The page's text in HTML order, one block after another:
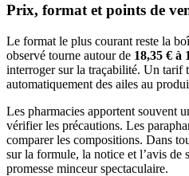
Prix, format et points de
Le format le plus courant reste la
observé tourne autour de 18,35 € à
interroger sur la traçabilité. Un tarif
automatiquement des ailes au
Les pharmacies apportent souvent
vérifier les précautions. Les
comparer les compositions. Dans
sur la formule, la notice et l’avis de
promesse minceur spectaculaire.